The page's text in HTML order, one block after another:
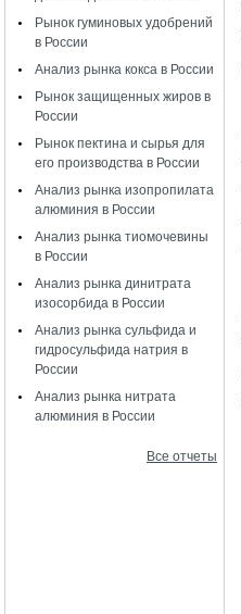
Рынок гуминовых удобрений
в России
Анализ рынка кокса в России
Рынок защищенных жиров в
России
Рынок пектина и сырья для
его производства в России
Анализ рынка изопропилата
алюминия в России
Анализ рынка тиомочевины
в России
Анализ рынка динитрата
изосорбида в России
Анализ рынка сульфида и
гидросульфида натрия в
России
Анализ рынка нитрата
алюминия в России
Все отчеты